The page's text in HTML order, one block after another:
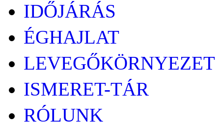
IDŐJÁRÁS
ÉGHAJLAT
LEVEGŐKÖRNYEZET
ISMERET-TÁR
RÓLUNK